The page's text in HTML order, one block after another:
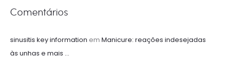
Comentários
sinusitis key information em Manicure: reações indesejadas
às unhas e mais …